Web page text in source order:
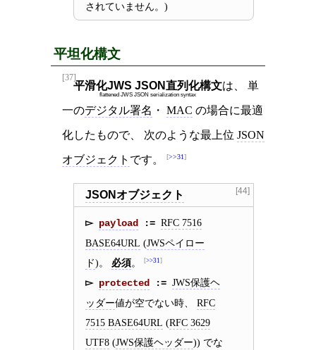
されていません。)
平坦化構文
[37]
平滑化JWS JSON直列化構文
flattened JWS JSON serialization syntax
は、 単
一のデジタル署名 ・ MAC の場合に最適
化したもので、 次のような最上位 JSON
オブジェクト です。 >>31
[44]
JSONオブジェクト
payload
RFC 7516
BASE64URL (JWSペイロー
ド)。 必須。 >>31
protected
JWS保護ヘ
ッダー値が空でない時、 RFC
7515 BASE64URL (RFC 3629
UTF8 (JWS保護ヘッダー)) でな